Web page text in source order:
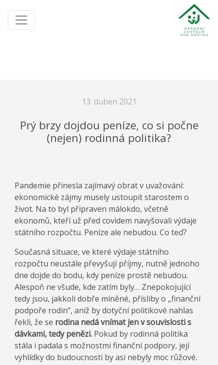
13. duben 2021
Prý brzy dojdou peníze, co si počne
(nejen) rodinná politika?
Pandemie přinesla zajímavý obrat v uvažování:
ekonomické zájmy musely ustoupit starostem o
život. Na to byl připraven málokdo, včetně
ekonomů, kteří už před covidem navyšovali výdaje
státního rozpočtu. Peníze ale nebudou. Co teď?
Současná situace, ve které výdaje státního
rozpočtu neustále převyšují příjmy, nutně jednoho
dne dojde do bodu, kdy peníze prostě nebudou.
Alespoň ne všude, kde zatím byly… Znepokojující
tedy jsou, jakkoli dobře míněné, přísliby o „finanční
podpoře rodin“, aniž by dotyční politikové nahlas
řekli, že se rodina nedá vnímat jen v souvislosti s
dávkami, tedy penězi. Pokud by rodinná politika
stála i padala s možnostmi finanční podpory, její
vyhlídky do budoucnosti by asi nebyly moc růžové.